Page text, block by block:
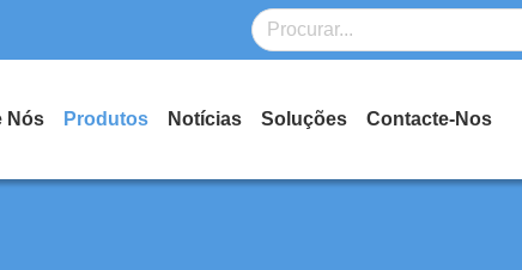
Nós Produtos Notícias Soluções Contacte-Nos